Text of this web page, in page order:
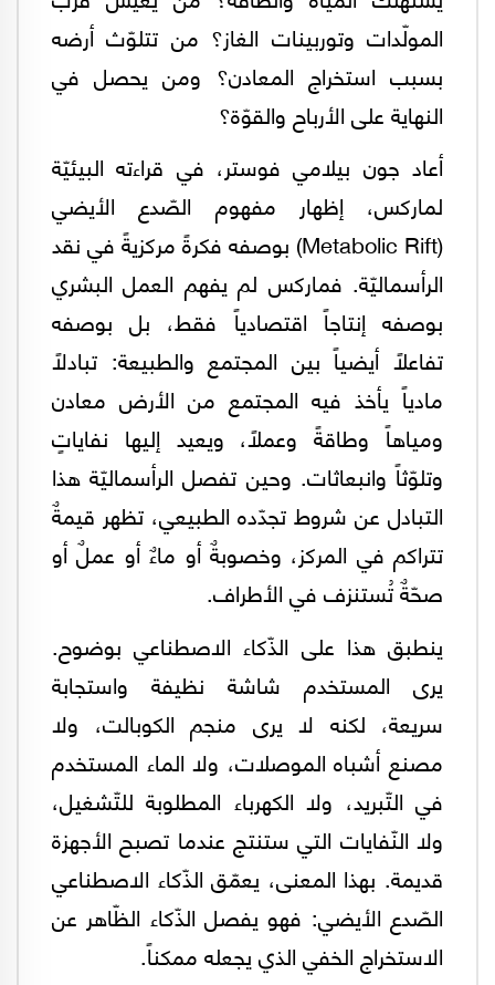
المولّدات وتوربينات الغاز؟ من تتلوّث أرضه
بسبب استخراج المعادن؟ ومن يحصل في
النهاية على الأرباح والقوّة؟
أعاد جون بيلامي فوستر، في قراءته البيئيّة
لماركس، إظهار مفهوم الصّدع الأيضي
(Metabolic Rift) بوصفه فكرةً مركزيةً في نقد
الرأسماليّة. فماركس لم يفهم العمل البشري
بوصفه إنتاجاً اقتصادياً فقط، بل بوصفه
تفاعلاً أيضياً بين المجتمع والطبيعة: تبادلاً
مادياً يأخذ فيه المجتمع من الأرض معادن
ومياهاً وطاقةً وعملاً، ويعيد إليها نفاياتٍ
وتلوّثاً وانبعاثات. وحين تفصل الرأسماليّة هذا
التبادل عن شروط تجدّده الطبيعي، تظهر قيمةٌ
تتراكم في المركز، وخصوبةٌ أو ماءٌ أو عملٌ أو
صحّةٌ تُستنزف في الأطراف.
ينطبق هذا على الذّكاء الاصطناعي بوضوح.
يرى المستخدم شاشة نظيفة واستجابة
سريعة، لكنه لا يرى منجم الكوبالت، ولا
مصنع أشباه الموصلات، ولا الماء المستخدم
في التّبريد، ولا الكهرباء المطلوبة للتّشغيل،
ولا النّفايات التي ستنتج عندما تصبح الأجهزة
قديمة. بهذا المعنى، يعمّق الذّكاء الاصطناعي
الصّدع الأيضي: فهو يفصل الذّكاء الظّاهر عن
الاستخراج الخفي الذي يجعله ممكناً.